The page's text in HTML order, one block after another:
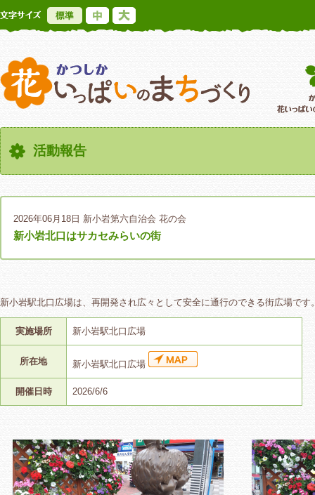
標準
かつしか花い
活動報告
2026年06月18日 新小岩第六自治会 花の会
新小岩北口はサカセみらいの街
新小岩駅北口広場は、再開発され広々として安全に通行のできる街広場で
実施場所 新小岩駅北口広場
所在地 新小岩駅北口広場
開催日時 2026/6/6